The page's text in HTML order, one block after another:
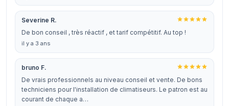
Severine R.
De bon conseil , très réactif , et tarif compétitif. Au top !
il y a 3 ans
bruno F.
De vrais professionnels au niveau conseil et vente. De bons
techniciens pour l'installation de climatiseurs. Le patron est au
courant de chaque a…